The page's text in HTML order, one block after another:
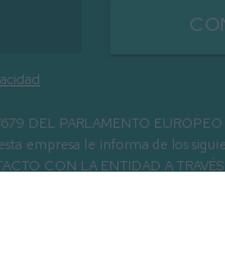
DEL PARLAMENTO
empresa le informa de los
CON LA ENTIDAD A